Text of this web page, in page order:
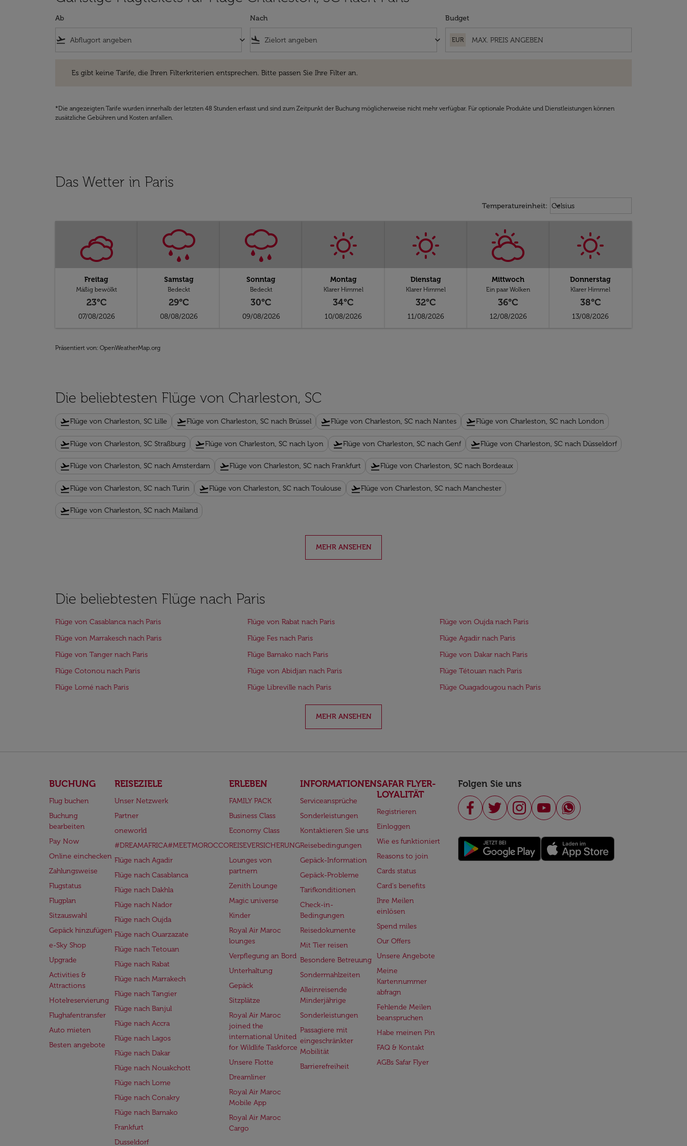
Ab
flight_takeoff keyboard_arrow_down
Nach
flight_land keyboard_arrow_down
Budget
EUR
Es gibt keine Tarife, die Ihren Filterkriterien entsprechen. Bitte passen Sie Ihre Filter an.
*Die angezeigten Tarife wurden innerhalb der letzten 48 Stunden erfasst und sind zum Zeitpunkt der Buchung möglicherweise nicht mehr verfügbar. Für optionale Produkte und Dienstleistungen können
zusätzliche Gebühren und Kosten anfallen.
Das Wetter in Paris
Temperatureinheit: Weather unit option Celsius
Celsius
keyboard_arrow_down
Freitag
Mäßig bewölkt
23°C
07/08/2026
Samstag
Bedeckt
29°C
08/08/2026
Sonntag
Bedeckt
30°C
09/08/2026
Montag
Klarer Himmel
34°C
10/08/2026
Dienstag
Klarer Himmel
32°C
11/08/2026
Mittwoch
Ein paar Wolken
36°C
12/08/2026
Donnerstag
Klarer Himmel
38°C
13/08/2026
Präsentiert von: OpenWeatherMap.org
Die beliebtesten Flüge von Charleston, SC
flight_takeoffFlüge von Charleston, SC Lille flight_takeoffFlüge von Charleston, SC nach Brüssel flight_takeoffFlüge von Charleston, SC nach Nantes flight_takeoffFlüge von Charleston, SC nach London
flight_takeoffFlüge von Charleston, SC Straßburg flight_takeoffFlüge von Charleston, SC nach Lyon flight_takeoffFlüge von Charleston, SC nach Genf flight_takeoffFlüge von Charleston, SC nach Düsseldorf
flight_takeoffFlüge von Charleston, SC nach Amsterdam flight_takeoffFlüge von Charleston, SC nach Frankfurt flight_takeoffFlüge von Charleston, SC nach Bordeaux
flight_takeoffFlüge von Charleston, SC nach Turin flight_takeoffFlüge von Charleston, SC nach Toulouse flight_takeoffFlüge von Charleston, SC nach Manchester
flight_takeoffFlüge von Charleston, SC nach Mailand
MEHR ANSEHEN
Die beliebtesten Flüge nach Paris
Flüge von Casablanca nach Paris Flüge von Rabat nach Paris
Flüge von Oujda nach Paris
Flüge von Marrakesch nach Paris
Flüge Fes nach Paris
Flüge Agadir nach Paris
Flüge von Tanger nach Paris
Flüge Bamako nach Paris
Flüge von Dakar nach Paris
Flüge Cotonou nach Paris
Flüge von Abidjan nach Paris
Flüge Tétouan nach Paris
Flüge Lomé nach Paris
Flüge Libreville nach Paris Flüge Ouagadougou nach Paris
MEHR ANSEHEN
BUCHUNG
Flug buchen
Buchung
bearbeiten
Pay Now
Online einchecken
Zahlungsweise
Flugstatus
Flugplan
Sitzauswahl
Gepäck hinzufügen
e-Sky Shop
Upgrade
Activities &
Attractions
Hotelreservierung
Flughafentransfer
Auto mieten
Besten angebote
REISEZIELE
Unser Netzwerk
Partner
oneworld
#DREAMAFRICA#MEETMOROCCO
Flüge nach Agadir
Flüge nach Casablanca
Flüge nach Dakhla
Flüge nach Nador
Flüge nach Oujda
Flüge nach Ouarzazate
Flüge nach Tetouan
Flüge nach Rabat
Flüge nach Marrakech
Flüge nach Tangier
Flüge nach Banjul
Flüge nach Accra
Flüge nach Lagos
Flüge nach Dakar
Flüge nach Nouakchott
Flüge nach Lome
Flüge nach Conakry
Flüge nach Bamako
Frankfurt
Dusseldorf
ERLEBEN
FAMILY PACK
Business Class
Economy Class
REISEVERSICHERUNG
Lounges von
partnern
Zenith Lounge
Magic universe
Kinder
Royal Air Maroc
lounges
Verpflegung an Bord
Unterhaltung
Gepäck
Sitzplätze
Royal Air Maroc
joined the
international United
for Wildlife Taskforce
Unsere Flotte
Dreamliner
Royal Air Maroc
Mobile App
Royal Air Maroc
Cargo
INFORMATIONEN
Serviceansprüche
Sonderleistungen
Kontaktieren Sie uns
Reisebedingungen
Gepäck-Information
Gepäck-Probleme
Tarifkonditionen
Check-in-
Bedingungen
Reisedokumente
Mit Tier reisen
Besondere Betreuung
Sondermahlzeiten
Alleinreisende
Minderjährige
Sonderleistungen
Passagiere mit
eingeschränkter
Mobilität
Barrierefreiheit
SAFAR FLYER-
LOYALITÄT
Registrieren
Einloggen
Wie es funktioniert
Reasons to join
Cards status
Card's benefits
Ihre Meilen
einlösen
Spend miles
Our Offers
Unsere Angebote
Meine
Kartennummer
abfragn
Fehlende Meilen
beanspruchen
Habe meinen Pin
FAQ & Kontakt
AGBs Safar Flyer
Folgen Sie uns